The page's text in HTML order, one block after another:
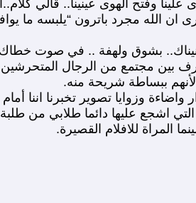
وفتح الهوى عينينا.. قالي
ان الله مجرد باترون “يلبسه ما
استنيناك.. بشوق ولهفة .. في صوت
بين مجتمع من الرجال
ببساطة شريحة منه.
وزوايا تصوير تخبرنا
اشجع عليها دائما طلابي من
المراة للافلام القصيرة.